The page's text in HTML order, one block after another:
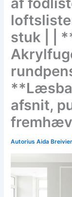
stuk | |
afsnit,
Autorius Aida